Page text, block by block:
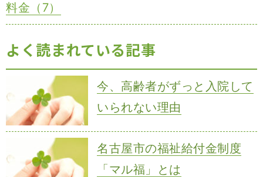
料金（7）
よく読まれている記事
今、高齢者がずっと入院して
いられない理由
名古屋市の福祉給付金制度
「マル福」とは